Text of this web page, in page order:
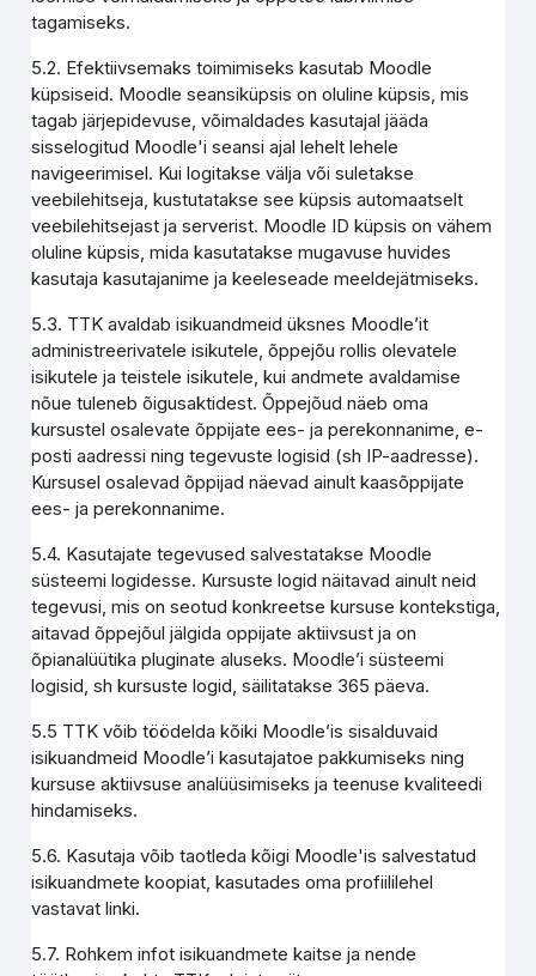
tagamiseks.
5.2. Efektiivsemaks toimimiseks kasutab Moodle
küpsiseid. Moodle seansiküpsis on oluline küpsis, mis
tagab järjepidevuse, võimaldades kasutajal jääda
sisselogitud Moodle'i seansi ajal lehelt lehele
navigeerimisel. Kui logitakse välja või suletakse
veebilehitseja, kustutatakse see küpsis automaatselt
veebilehitsejast ja serverist. Moodle ID küpsis on vähem
oluline küpsis, mida kasutatakse mugavuse huvides
kasutaja kasutajanime ja keeleseade meeldejätmiseks.
5.3. TTK avaldab isikuandmeid üksnes Moodle’it
administreerivatele isikutele, õppejõu rollis olevatele
isikutele ja teistele isikutele, kui andmete avaldamise
nõue tuleneb õigusaktidest. Õppejõud näeb oma
kursustel osalevate õppijate ees- ja perekonnanime, e-
posti aadressi ning tegevuste logisid (sh IP-aadresse).
Kursusel osalevad õppijad näevad ainult kaasõppijate
ees- ja perekonnanime.
5.4. Kasutajate tegevused salvestatakse Moodle
süsteemi logidesse. Kursuste logid näitavad ainult neid
tegevusi, mis on seotud konkreetse kursuse kontekstiga,
aitavad õppejõul jälgida oppijate aktiivsust ja on
õpianalüütika pluginate aluseks. Moodle’i süsteemi
logisid, sh kursuste logid, säilitatakse 365 päeva.
5.5 TTK võib töödelda kõiki Moodle’is sisalduvaid
isikuandmeid Moodle’i kasutajatoe pakkumiseks ning
kursuse aktiivsuse analüüsimiseks ja teenuse kvaliteedi
hindamiseks.
5.6. Kasutaja võib taotleda kõigi Moodle'is salvestatud
isikuandmete koopiat, kasutades oma profiililehel
vastavat linki.
5.7. Rohkem infot isikuandmete kaitse ja nende